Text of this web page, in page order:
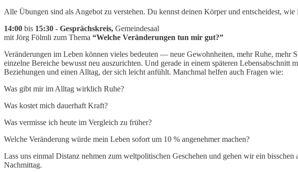
Alle Übungen sind als Angebot zu verstehen. Du kennst deinen Körper und entscheidest, wie
14:00 bis 15:30 - Gesprächskreis, Gemeindesaal
mit Jörg Fölmli zum Thema “Welche Veränderungen tun mir gut?”
Veränderungen im Leben können vieles bedeuten — neue Gewohnheiten, mehr Ruhe, mehr
einzelne Bereiche bewusst neu auszurichten. Und gerade in einem späteren
Beziehungen und einen Alltag, der sich leicht anfühlt. Manchmal helfen auch Fragen wie:
Was gibt mir im Alltag wirklich Ruhe?
Was kostet mich dauerhaft Kraft?
Was vermisse ich heute im Vergleich zu früher?
Welche Veränderung würde mein Leben sofort um 10 % angenehmer machen?
Lass uns einmal Distanz nehmen zum weltpolitischen Geschehen und gehen wir ein
Nachmittag.